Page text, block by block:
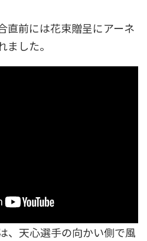
直前には花束贈呈にアーネ
ました。
、天心選手の向かい側で風